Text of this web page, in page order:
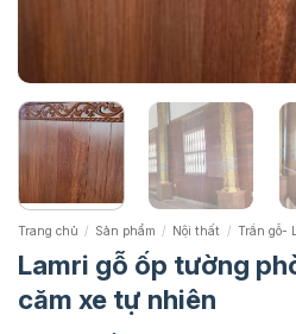
Trang chủ / Sản phẩm / Nội thất / Trần gỗ-
Lamri gỗ ốp tường
căm xe tự nhiên